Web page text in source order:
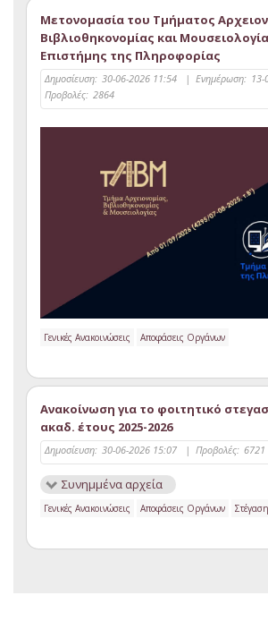
Μετονομασία του Τμήματος
Βιβλιοθηκονομίας και
Επιστήμης της Πληροφορίας
Δημοσίευση: 30-06-2026 11:54 | Ενημέρωση:
Προβολές: 2864
Γενικές Ανακοινώσεις Αποφάσεις Οργάνων
Ανακοίνωση για το φοιτητικό
ακαδ. έτους 2025-2026
Δημοσίευση: 30-06-2026 15:07 | Προβολές: 6721
Συνημμένα αρχεία
Γενικές Ανακοινώσεις Αποφάσεις Οργάνων Στέγαση